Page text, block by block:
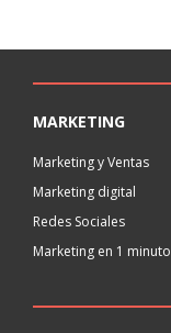
MARKETING
Marketing y Ventas
Marketing digital
Redes Sociales
Marketing en 1 minuto